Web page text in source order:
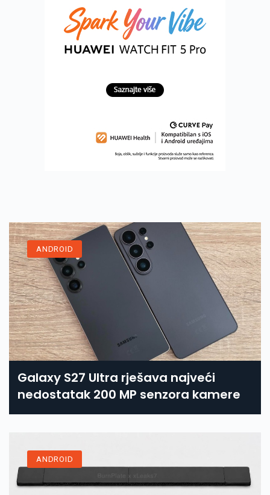
ANDROID
Galaxy S27 Ultra rješava najveći
nedostatak 200 MP senzora kamere
ANDROID